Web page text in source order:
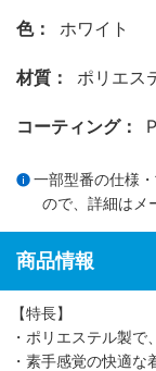
色： ホワイト
材質： ポリエス
コーティング：
一部型番の仕様
ので、詳細は メ
商品情報
【特長】
・ポリエステル製で
・素手感覚の快適